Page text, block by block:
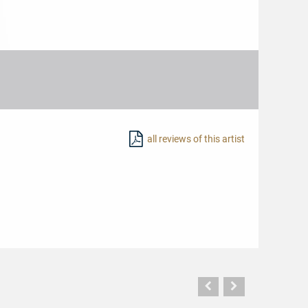
all reviews of this artist
Vorherige
SeiteSeite